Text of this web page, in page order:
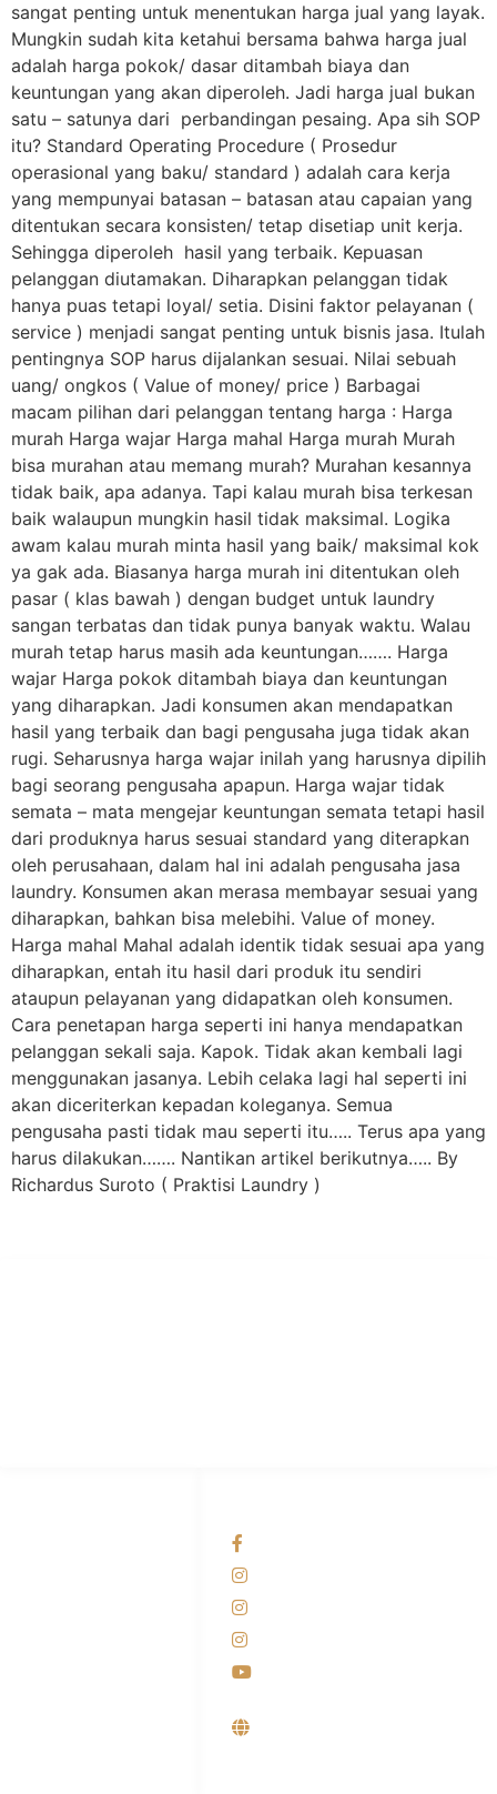
sangat penting untuk menentukan harga jual yang layak.
Mungkin sudah kita ketahui bersama bahwa harga jual
adalah harga pokok/ dasar ditambah biaya dan
keuntungan yang akan diperoleh. Jadi harga jual bukan
satu – satunya dari perbandingan pesaing. Apa sih SOP
itu? Standard Operating Procedure ( Prosedur
operasional yang baku/ standard ) adalah cara kerja
yang mempunyai batasan – batasan atau capaian yang
ditentukan secara konsisten/ tetap disetiap unit kerja.
Sehingga diperoleh hasil yang terbaik. Kepuasan
pelanggan diutamakan. Diharapkan pelanggan tidak
hanya puas tetapi loyal/ setia. Disini faktor pelayanan (
service ) menjadi sangat penting untuk bisnis jasa. Itulah
pentingnya SOP harus dijalankan sesuai. Nilai sebuah
uang/ ongkos ( Value of money/ price ) Barbagai
macam pilihan dari pelanggan tentang harga : Harga
murah Harga wajar Harga mahal Harga murah Murah
bisa murahan atau memang murah? Murahan kesannya
tidak baik, apa adanya. Tapi kalau murah bisa terkesan
baik walaupun mungkin hasil tidak maksimal. Logika
awam kalau murah minta hasil yang baik/ maksimal kok
ya gak ada. Biasanya harga murah ini ditentukan oleh
pasar ( klas bawah ) dengan budget untuk laundry
sangan terbatas dan tidak punya banyak waktu. Walau
murah tetap harus masih ada keuntungan……. Harga
wajar Harga pokok ditambah biaya dan keuntungan
yang diharapkan. Jadi konsumen akan mendapatkan
hasil yang terbaik dan bagi pengusaha juga tidak akan
rugi. Seharusnya harga wajar inilah yang harusnya dipilih
bagi seorang pengusaha apapun. Harga wajar tidak
semata – mata mengejar keuntungan semata tetapi hasil
dari produknya harus sesuai standard yang diterapkan
oleh perusahaan, dalam hal ini adalah pengusaha jasa
laundry. Konsumen akan merasa membayar sesuai yang
diharapkan, bahkan bisa melebihi. Value of money.
Harga mahal Mahal adalah identik tidak sesuai apa yang
diharapkan, entah itu hasil dari produk itu sendiri
ataupun pelayanan yang didapatkan oleh konsumen.
Cara penetapan harga seperti ini hanya mendapatkan
pelanggan sekali saja. Kapok. Tidak akan kembali lagi
menggunakan jasanya. Lebih celaka lagi hal seperti ini
akan diceriterkan kepadan koleganya. Semua
pengusaha pasti tidak mau seperti itu….. Terus apa yang
harus dilakukan……. Nantikan artikel berikutnya….. By
Richardus Suroto ( Praktisi Laundry )